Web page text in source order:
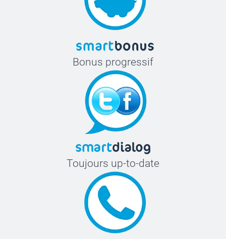
Bonus progressif
Toujours up-to-date